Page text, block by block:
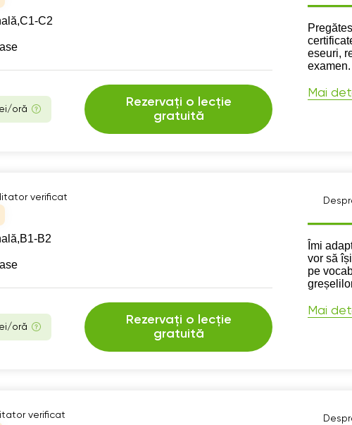
C1-C2
oră
Rezervați o lecție
gratuită
Despre
eseuri,
Mai
verificat
B1-B2
oră
Rezervați o lecție
gratuită
Despre
Îmi
vor să
pe
Mai
verificat